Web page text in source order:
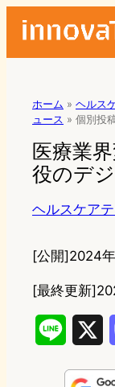
ホーム » ヘルス
ュース » 個別投
医療業
役のデ
ヘルスケア
[公開]2024
[最終更新]